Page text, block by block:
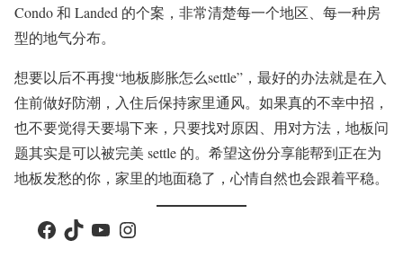
Condo 和 Landed 的个案，非常清楚每一个地区、每一种房
型的地气分布。
想要以后不再搜“地板膨胀怎么settle”，最好的办法就是在入
住前做好防潮，入住后保持家里通风。如果真的不幸中招，
也不要觉得天要塌下来，只要找对原因、用对方法，地板问
题其实是可以被完美 settle 的。希望这份分享能帮到正在为
地板发愁的你，家里的地面稳了，心情自然也会跟着平稳。
Facebook TikTok YouTube Instagram